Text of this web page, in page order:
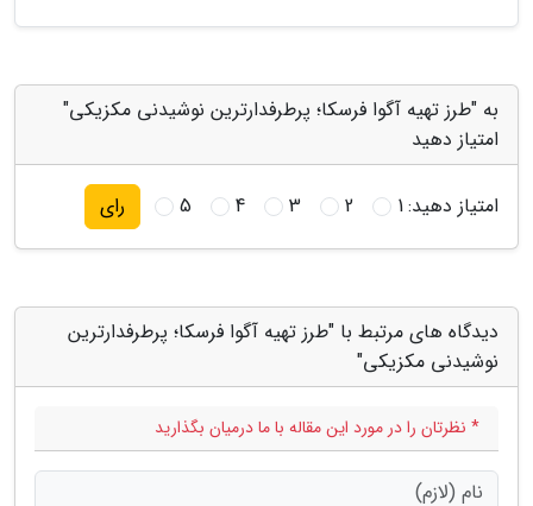
به "طرز تهیه آگوا فرسکا؛ پرطرفدارترین نوشیدنی مکزیکی"
امتیاز دهید
امتیاز دهید:1
2
3
4
5 رای
دیدگاه های مرتبط با "طرز تهیه آگوا فرسکا؛ پرطرفدارترین
نوشیدنی مکزیکی"
* نظرتان را در مورد این مقاله با ما درمیان بگذارید